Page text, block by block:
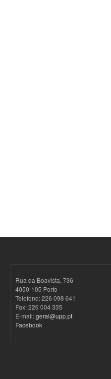
Rua da Boavista, 736
4050-105 Porto
Telefone: 226 098 641
Fax: 226 004 335
E-mail:geral@upp.pt
Facebook